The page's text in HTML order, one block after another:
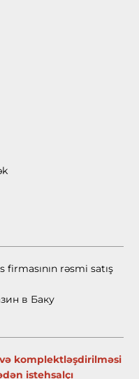
rəsmi satış
в Баку
komplektləşdirilməsi
istehsalçı